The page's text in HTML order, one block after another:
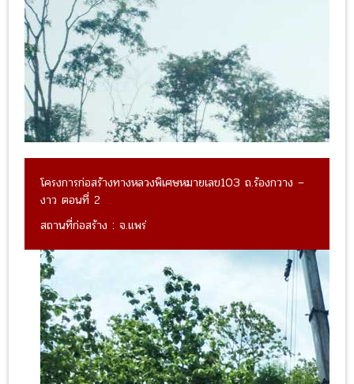
โครงการก่อสร้างทางหลวงพิเศษหมายเลข103 ถ.ร้องกวาง –
งาว ตอนที่ 2
สถานที่ก่อสร้าง : จ.แพร่